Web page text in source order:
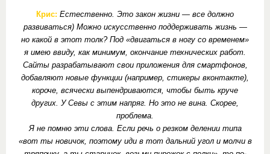
Крис: Естественно. Это закон жизни — все должно
развиваться) Можно искусственно поддерживать жизнь —
но какой в этот толк? Под «двигаться в ногу со временем»
я имею ввиду, как минимум, окончание технических работ.
Сайты разрабатывают свои приложения для смартфонов,
добавляют новые функции (например, стикеры вконтакте),
короче, всячески выпендриваются, чтобы быть круче
других. У Севы с этим напряг. Но это не вина. Скорее,
проблема.
Я не помню эти слова. Если речь о резком делении типа
«вот ты новичок, поэтому иди в тот дальний угол и молчи в